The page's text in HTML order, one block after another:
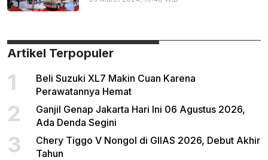
Artikel Terpopuler
1
Beli Suzuki XL7 Makin Cuan Karena
Perawatannya Hemat
2
Ganjil Genap Jakarta Hari Ini 06 Agustus 2026,
Ada Denda Segini
3
Chery Tiggo V Nongol di GIIAS 2026, Debut Akhir
Tahun